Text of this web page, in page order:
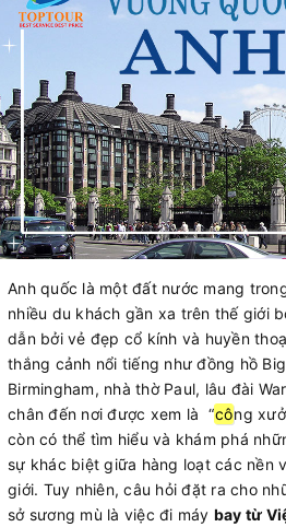
Anh quốc là một đất nước mang
nhiều du khách gần xa trên thế giới
dẫn bởi vẻ đẹp cổ kính và huyền
thắng cảnh nổi tiếng như đồng hồ
Birmingham, nhà thờ Paul, lâu đài
chân đến nơi được xem là “công
còn có thể tìm hiểu và khám phá
sự khác biệt giữa hàng loạt các nền
giới. Tuy nhiên, câu hỏi đặt ra cho
sở sương mù là việc đi máy bay từ